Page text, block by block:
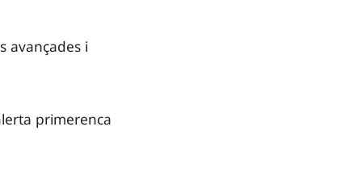
avançades i
primerenca